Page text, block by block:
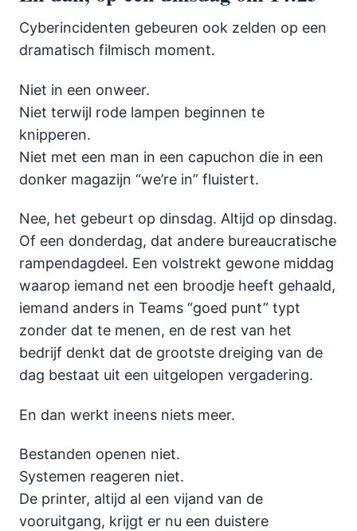
Cyberincidenten gebeuren ook zelden op een
dramatisch filmisch moment.
Niet in een onweer.
Niet terwijl rode lampen beginnen te
knipperen.
Niet met een man in een capuchon die in een
donker magazijn “we’re in” fluistert.
Nee, het gebeurt op dinsdag. Altijd op dinsdag.
Of een donderdag, dat andere bureaucratische
rampendagdeel. Een volstrekt gewone middag
waarop iemand net een broodje heeft gehaald,
iemand anders in Teams “goed punt” typt
zonder dat te menen, en de rest van het
bedrijf denkt dat de grootste dreiging van de
dag bestaat uit een uitgelopen vergadering.
En dan werkt ineens niets meer.
Bestanden openen niet.
Systemen reageren niet.
De printer, altijd al een vijand van de
vooruitgang, krijgt er nu een duistere